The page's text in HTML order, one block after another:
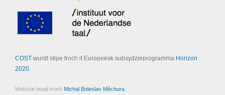
COSTwurdt stipe troch it Europeesk subsydzjeprogramma Horizon
2020.
Website boud troch Michal Boleslav Měchura